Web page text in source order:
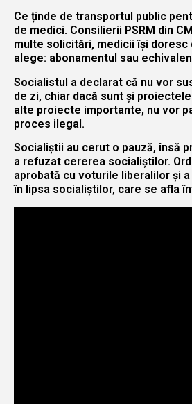
Ce ținde de transportul public
de medici. Consilierii PSRM din
multe solicitări, medicii își doresc
alege: abonamentul sau
Socialistul a declarat că nu vor
de zi, chiar dacă sunt și
alte proiecte importante, nu vor
proces ilegal.
Socialiștii au cerut o pauză, însă
a refuzat cererea socialiștilor.
aprobată cu voturile liberalilor și
în lipsa socialiștilor, care se afla